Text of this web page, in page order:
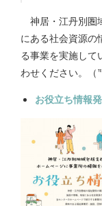
神居・江丹別圏
にある社会資源の
る事業を実施して
わせください。（
お役立ち情報